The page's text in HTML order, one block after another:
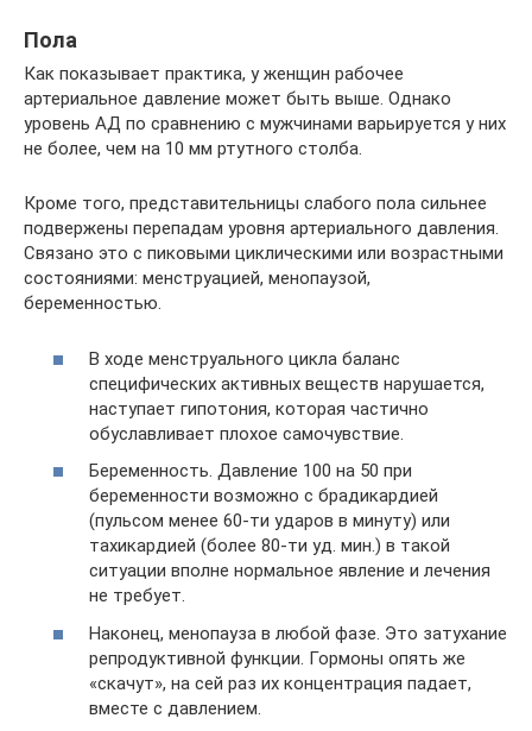
Пола
Как показывает практика, у женщин рабочее
артериальное давление может быть выше. Однако
уровень АД по сравнению с мужчинами варьируется у них
не более, чем на 10 мм ртутного столба.
Кроме того, представительницы слабого пола сильнее
подвержены перепадам уровня артериального давления.
Связано это с пиковыми циклическими или возрастными
состояниями: менструацией, менопаузой,
беременностью.
В ходе менструального цикла баланс
специфических активных веществ нарушается,
наступает гипотония, которая частично
обуславливает плохое самочувствие.
Беременность. Давление 100 на 50 при
беременности возможно с брадикардией
(пульсом менее 60-ти ударов в минуту) или
тахикардией (более 80-ти уд. мин.) в такой
ситуации вполне нормальное явление и лечения
не требует.
Наконец, менопауза в любой фазе. Это затухание
репродуктивной функции. Гормоны опять же
«скачут», на сей раз их концентрация падает,
вместе с давлением.